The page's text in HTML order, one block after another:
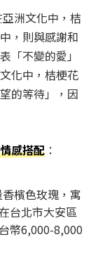
洲文化中，桔
，則與感謝和
「不變的愛」
化中，桔梗花
的等待」，因
感搭配 ：
檳色玫瑰，寓
台北市大安區
幣6,000-8,000